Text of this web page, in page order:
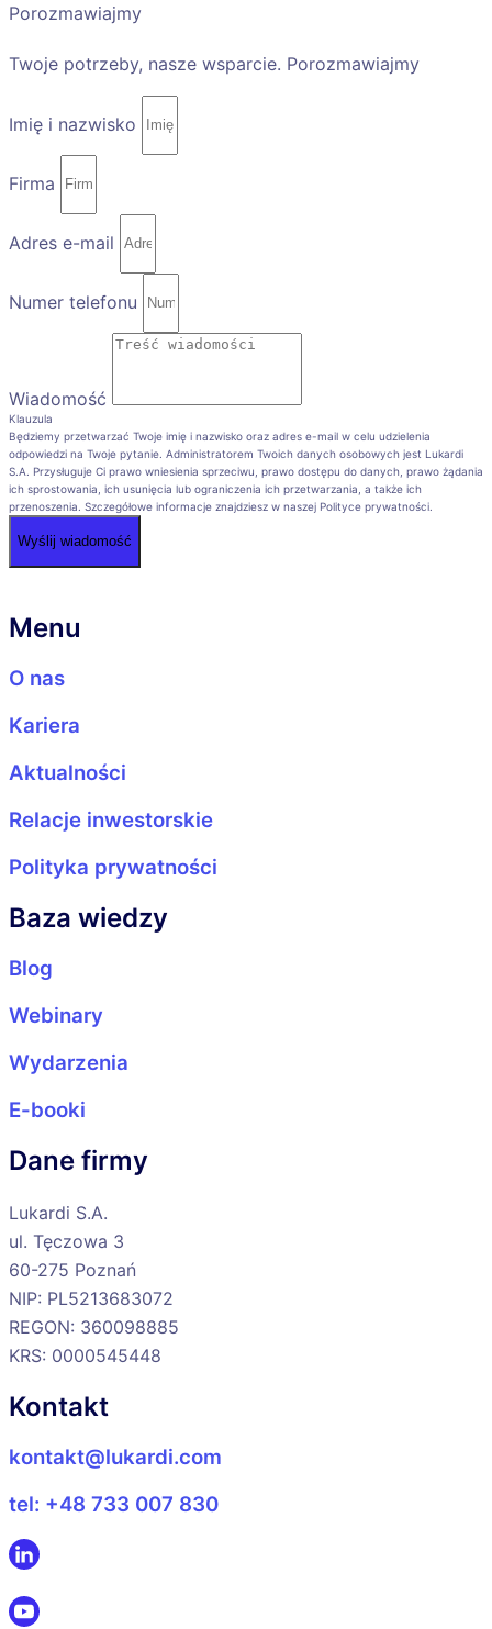
Porozmawiajmy
Twoje potrzeby, nasze wsparcie. Porozmawiajmy
Imię i nazwisko
Firma
Adres e-mail
Numer telefonu
Wiadomość
Klauzula
Będziemy przetwarzać Twoje imię i nazwisko oraz adres e-mail w celu udzielenia
odpowiedzi na Twoje pytanie. Administratorem Twoich danych osobowych jest Lukardi
S.A. Przysługuje Ci prawo wniesienia sprzeciwu, prawo dostępu do danych, prawo żądania
ich sprostowania, ich usunięcia lub ograniczenia ich przetwarzania, a także ich
przenoszenia. Szczegółowe informacje znajdziesz w naszej Polityce prywatności.
Wyślij wiadomość
Menu
O nas
Kariera
Aktualności
Relacje inwestorskie
Polityka prywatności
Baza wiedzy
Blog
Webinary
Wydarzenia
E-booki
Dane firmy​
Lukardi S.A.
ul. Tęczowa 3
60-275 Poznań
NIP: PL5213683072
REGON: 360098885
KRS: 0000545448
Kontakt
kontakt@lukardi.com
tel: +48 733 007 830